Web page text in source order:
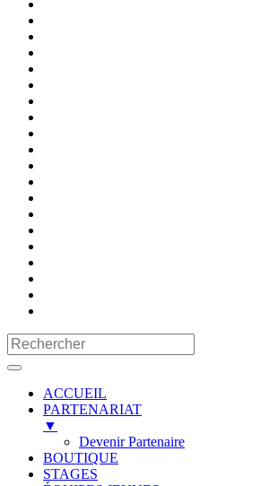
ACCUEIL
PARTENARIAT
▼
Devenir Partenaire
BOUTIQUE
STAGES